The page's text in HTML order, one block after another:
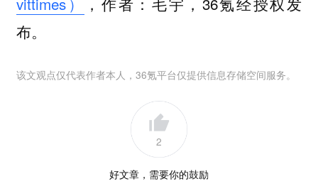
布。
该文观点仅代表作者本人，36氪平台仅提供信息存储空间服务。
2
好文章，需要你的鼓励